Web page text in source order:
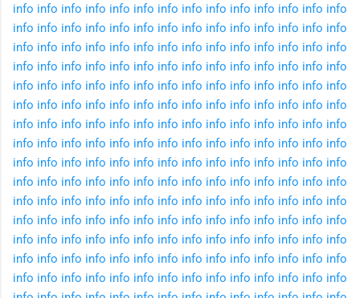
info info info info info info info info info info info info info info
info info info info info info info info info info info info info info
info info info info info info info info info info info info info info
info info info info info info info info info info info info info info
info info info info info info info info info info info info info info
info info info info info info info info info info info info info info
info info info info info info info info info info info info info info
info info info info info info info info info info info info info info
info info info info info info info info info info info info info info
info info info info info info info info info info info info info info
info info info info info info info info info info info info info info
info info info info info info info info info info info info info info
info info info info info info info info info info info info info info
info info info info info info info info info info info info info info
info info info info info info info info info info info info info info